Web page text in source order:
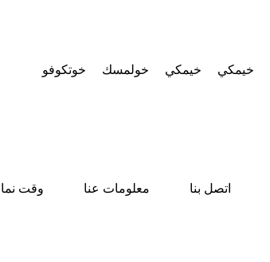
خوتكوفو خولمسك خيمكي خيمكي
وقت معلومات عنا اتصل بنا